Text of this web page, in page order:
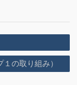
の取り組み）